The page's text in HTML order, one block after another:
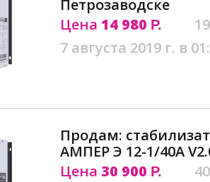
Петрозаводске
Цена 14 980 Р.
7 августа 2019 г. в
Продам:
АМПЕР Э 12-1/40A
Цена 30 900 Р.